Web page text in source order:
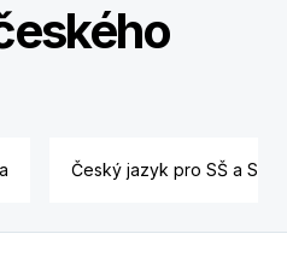
Český jazyk pro SŠ a SOU